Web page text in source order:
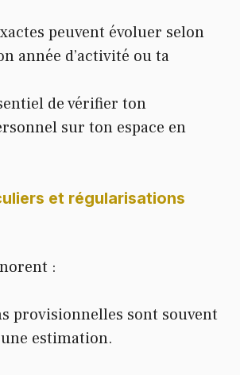
peuvent évoluer selon
année d’activité ou ta
de vérifier ton
sur ton espace en
et régularisations
:
provisionnelles sont souvent
estimation.